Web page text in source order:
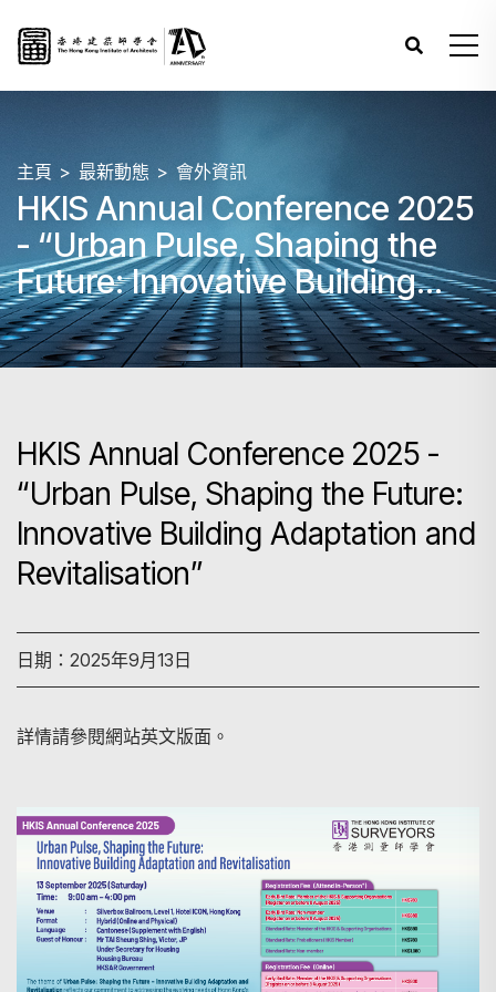
主頁 最新動態 會外資訊
HKIS Annual Conference 2025
- “Urban Pulse, Shaping the
Future: Innovative Building
Adaptation and Revitalisation”
HKIS Annual Conference 2025 -
“Urban Pulse, Shaping the Future:
Innovative Building Adaptation and
Revitalisation”
日期：2025年9月13日
詳情請參閱網站英文版面。